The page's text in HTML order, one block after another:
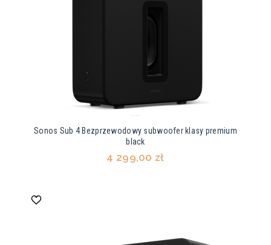
Sonos Sub 4 Bezprzewodowy subwoofer klasy premium
black
4 299,00 zł